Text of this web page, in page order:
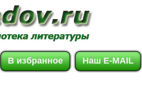
В избранное Наш E-MAIL